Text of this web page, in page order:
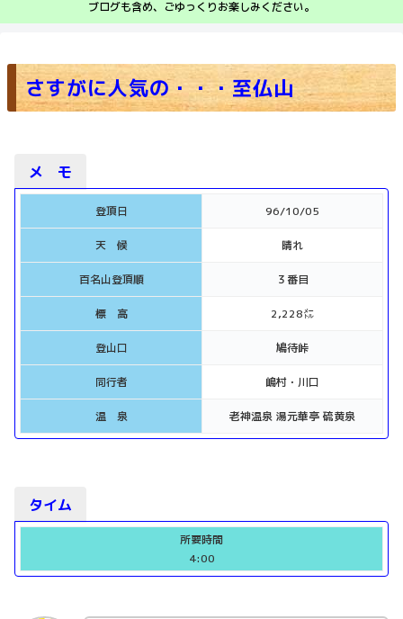
ブログも含め、ごゆっくりお楽しみください。
さすがに人気の・・・至仏山
メ モ
登頂日 96/10/05
天 候 晴れ
百名山登頂順 ３番目
標 高 2,228㍍
登山口 鳩待峠
同行者 嶋村・川口
温 泉 老神温泉 湯元華亭 硫黄泉
タイム
所要時間
4:00